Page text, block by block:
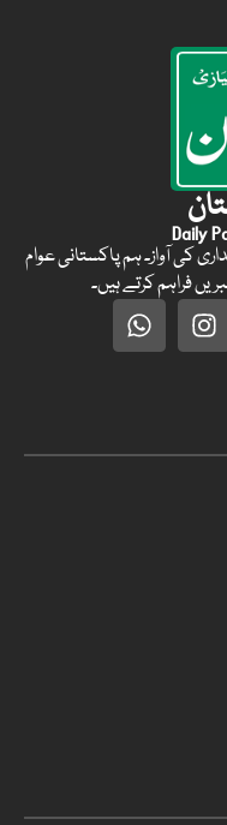
Daily
دیانتداری کی آواز۔ ہم پاکستانی عوام
فراہم کرتے ہیں۔